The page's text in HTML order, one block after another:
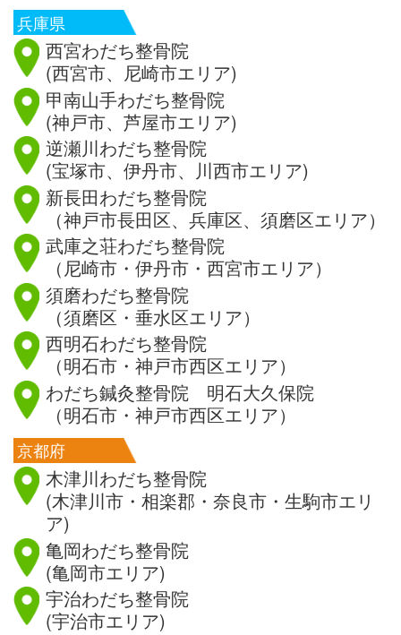
兵庫県
西宮わだち整骨院
(西宮市、尼崎市エリア)
甲南山手わだち整骨院
(神戸市、芦屋市エリア)
逆瀬川わだち整骨院
(宝塚市、伊丹市、川西市エリア)
新長田わだち整骨院
（神戸市長田区、兵庫区、須磨区エリア）
武庫之荘わだち整骨院
（尼崎市・伊丹市・西宮市エリア）
須磨わだち整骨院
（須磨区・垂水区エリア）
西明石わだち整骨院
（明石市・神戸市西区エリア）
わだち鍼灸整骨院 明石大久保院
（明石市・神戸市西区エリア）
京都府
木津川わだち整骨院
(木津川市・相楽郡・奈良市・生駒市エリ
ア)
亀岡わだち整骨院
(亀岡市エリア)
宇治わだち整骨院
(宇治市エリア)